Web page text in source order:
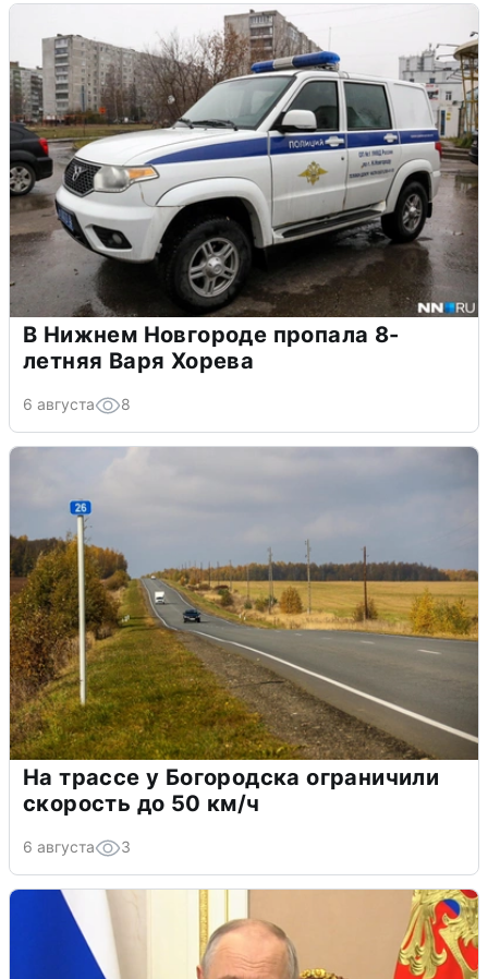
В Нижнем Новгороде пропала 8-
летняя Варя Хорева
6 августа 8
На трассе у Богородска ограничили
скорость до 50 км/ч
6 августа 3